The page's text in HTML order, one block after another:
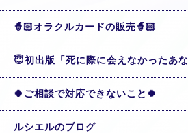
🧙🏻オラクルカードの販売🧙🏻
😇初出版「死に際に会えなかったあ
🍀ご相談で対応できないこと🍀
ルシエルのブログ